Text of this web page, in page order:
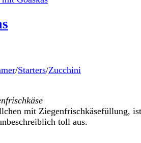
/Starters/Zucchini
mit Ziegenfrischkäsefüllung,
toll aus.